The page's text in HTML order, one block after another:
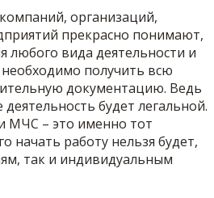
организаций,
прекрасно понимают,
любого вида деятельности и
необходимо получить всю
документацию. Ведь
будет легальной.
МЧС – это именно тот
начать работу нельзя будет,
так и индивидуальным